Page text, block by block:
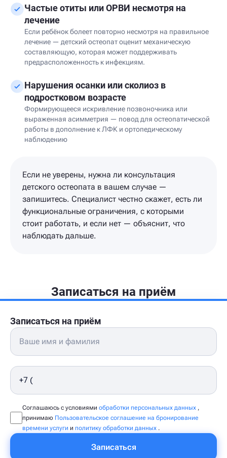
Частые отиты или ОРВИ несмотря на
лечение
Если ребёнок болеет повторно несмотря на правильное
лечение — детский остеопат оценит механическую
составляющую, которая может поддерживать
предрасположенность к инфекциям.
Нарушения осанки или сколиоз в
подростковом возрасте
Формирующееся искривление позвоночника или
выраженная асимметрия — повод для остеопатической
работы в дополнение к ЛФК и ортопедическому
наблюдению
Если не уверены, нужна ли консультация
детского остеопата в вашем случае —
запишитесь. Специалист честно скажет, есть ли
функциональные ограничения, с которыми
стоит работать, и если нет — объяснит, что
наблюдать дальше.
Записаться на приём
Записаться на приём
Соглашаюсь с условиями обработки персональных данных ,
принимаю Пользовательское соглашение на бронирование
времени услуги и политику обработки данных .
Записаться